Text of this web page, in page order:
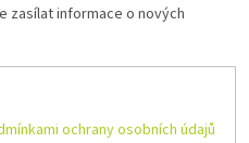
zasílat informace o nových
ochrany osobních údajů